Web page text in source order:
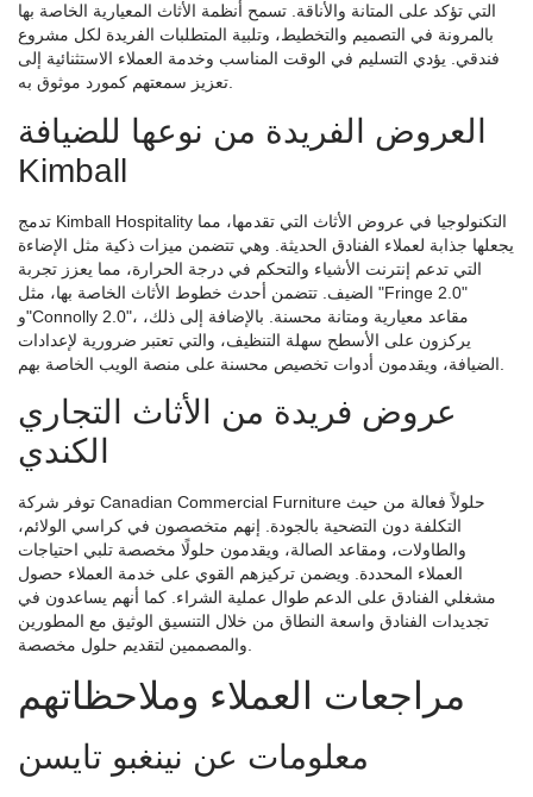
التي تؤكد على المتانة والأناقة. تسمح أنظمة الأثاث المعيارية الخاصة بها
بالمرونة في التصميم والتخطيط، وتلبية المتطلبات الفريدة لكل مشروع
فندقي. يؤدي التسليم في الوقت المناسب وخدمة العملاء الاستثنائية إلى
تعزيز سمعتهم كمورد موثوق به.
العروض الفريدة من نوعها للضيافة
Kimball
تدمج Kimball Hospitality التكنولوجيا في عروض الأثاث التي تقدمها، مما
يجعلها جذابة لعملاء الفنادق الحديثة. وهي تتضمن ميزات ذكية مثل الإضاءة
التي تدعم إنترنت الأشياء والتحكم في درجة الحرارة، مما يعزز تجربة
الضيف. تتضمن أحدث خطوط الأثاث الخاصة بها، مثل "Fringe 2.0"
و"Connolly 2.0"، مقاعد معيارية ومتانة محسنة. بالإضافة إلى ذلك،
يركزون على الأسطح سهلة التنظيف، والتي تعتبر ضرورية لإعدادات
عروض فريدة من الأثاث التجاري
الكندي
توفر شركة Canadian Commercial Furniture حلولاً فعالة من حيث
التكلفة دون التضحية بالجودة. إنهم متخصصون في كراسي الولائم،
والطاولات، ومقاعد الصالة، ويقدمون حلولًا مخصصة تلبي احتياجات
العملاء المحددة. ويضمن تركيزهم القوي على خدمة العملاء حصول
مشغلي الفنادق على الدعم طوال عملية الشراء. كما أنهم يساعدون في
تجديدات الفنادق واسعة النطاق من خلال التنسيق الوثيق مع المطورين
مراجعات العملاء وملاحظاتهم
معلومات عن نينغبو تايسن